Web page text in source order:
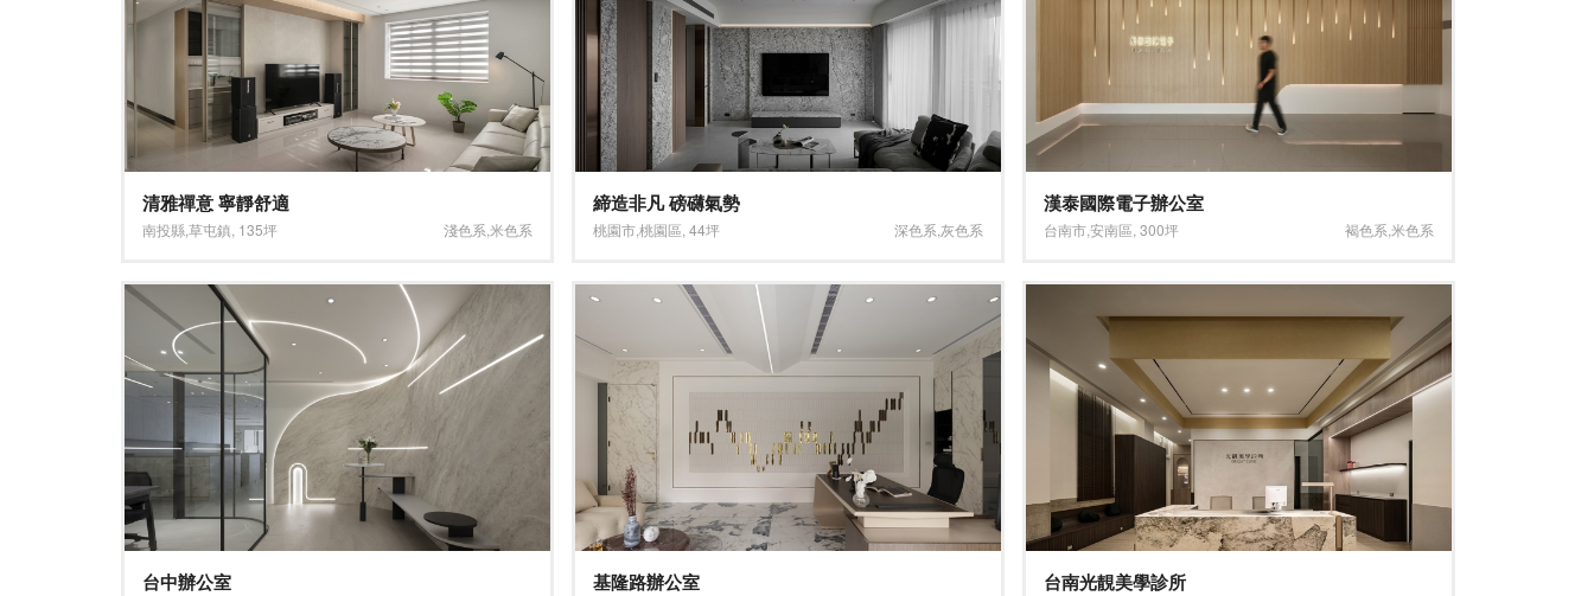
清雅禪意 寧靜舒適
南投縣草屯鎮 135坪 淺色系 米色系
締造非凡 磅礴氣勢
桃園市桃園區 44坪 深色系 灰色系
漢泰國際電子辦公室
台南市安南區 300坪 褐色系 米色系
台中辦公室 基隆路辦公室 台南光靚美學診所